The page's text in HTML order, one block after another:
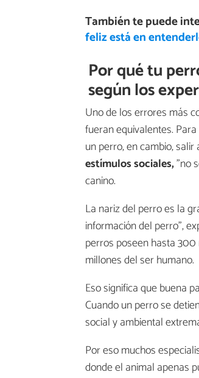
También te puede
feliz está en
Por qué tu
según los
Uno de los errores más
fueran equivalentes.
un perro, en cambio, salir
estímulos sociales,"no
canino.
La nariz del perro es la
información del perro",
perros poseen hasta
millones del ser humano.
Eso significa que buena
Cuando un perro se
social y ambiental
Por eso muchos
donde el animal apenas